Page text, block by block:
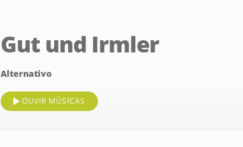
Gut und Irmler
Alternativo
OUVIR MÚSICAS